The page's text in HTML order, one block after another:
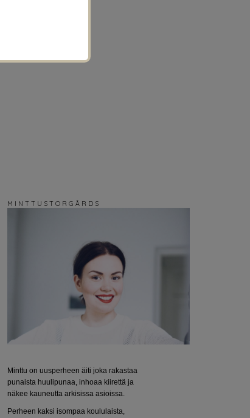
M I N T T U S T O R G Å R D S
Minttu on uusperheen äiti joka rakastaa
punaista huulipunaa, inhoaa kiirettä ja
näkee kauneutta arkisissa asioissa.
Perheen kaksi isompaa koululaista,